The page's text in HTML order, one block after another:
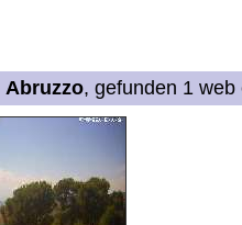
Abruzzo, gefunden 1